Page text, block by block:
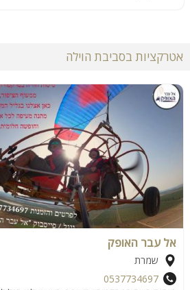
אטרקציות בסביבת הוילה
אל עבר האופק
שמרת
0537734697